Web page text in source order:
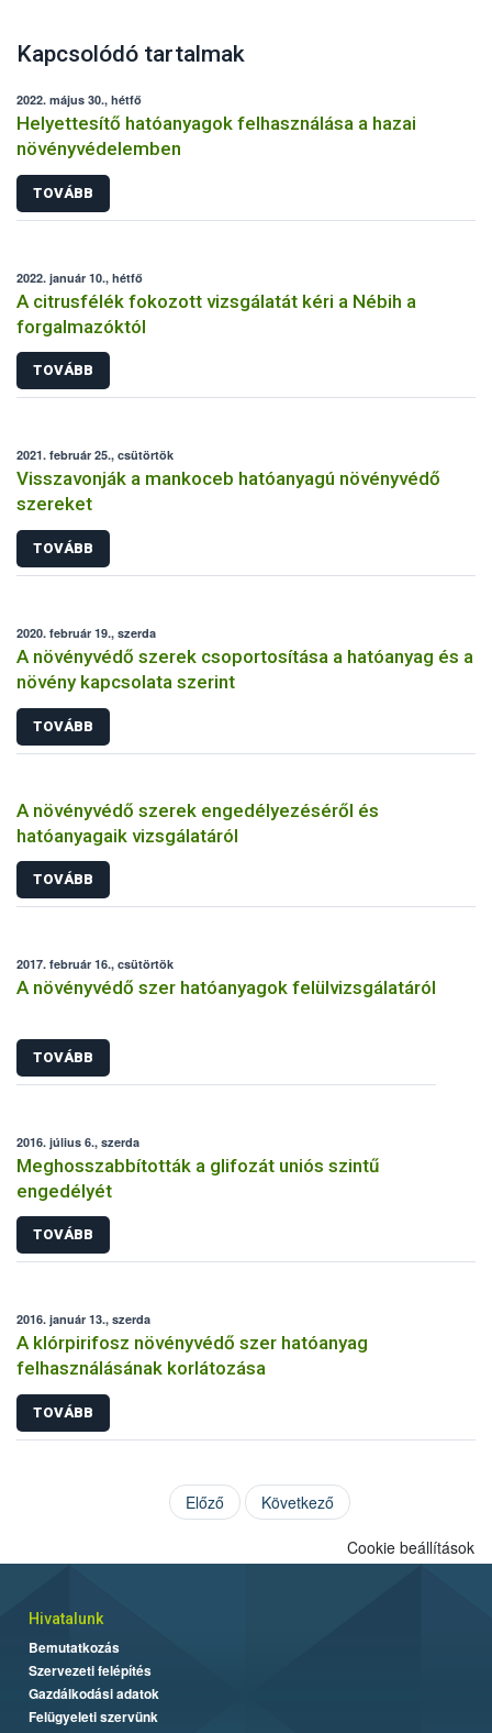
Kapcsolódó tartalmak
2022. május 30., hétfő
Helyettesítő hatóanyagok felhasználása a hazai
növényvédelemben
TOVÁBB
2022. január 10., hétfő
A citrusfélék fokozott vizsgálatát kéri a Nébih a
forgalmazóktól
TOVÁBB
2021. február 25., csütörtök
Visszavonják a mankoceb hatóanyagú növényvédő
szereket
TOVÁBB
2020. február 19., szerda
A növényvédő szerek csoportosítása a hatóanyag és a
növény kapcsolata szerint
TOVÁBB
A növényvédő szerek engedélyezéséről és
hatóanyagaik vizsgálatáról
TOVÁBB
2017. február 16., csütörtök
A növényvédő szer hatóanyagok felülvizsgálatáról
TOVÁBB
2016. július 6., szerda
Meghosszabbították a glifozát uniós szintű
engedélyét
TOVÁBB
2016. január 13., szerda
A klórpirifosz növényvédő szer hatóanyag
felhasználásának korlátozása
TOVÁBB
Előző Következő
Cookie beállítások
Hivatalunk
Bemutatkozás
Szervezeti felépítés
Gazdálkodási adatok
Felügyeleti szervünk